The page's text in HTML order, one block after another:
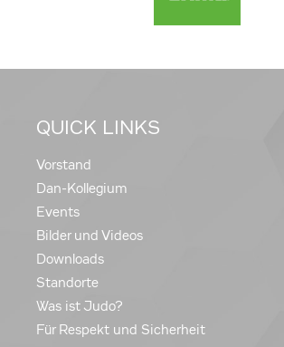
QUICK LINKS
Vorstand
Dan-Kollegium
Events
Bilder und Videos
Downloads
Standorte
Was ist Judo?
Für Respekt und Sicherheit